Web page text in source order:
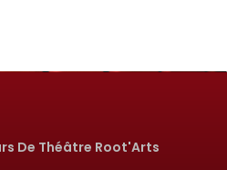
De Théâtre Root'Arts